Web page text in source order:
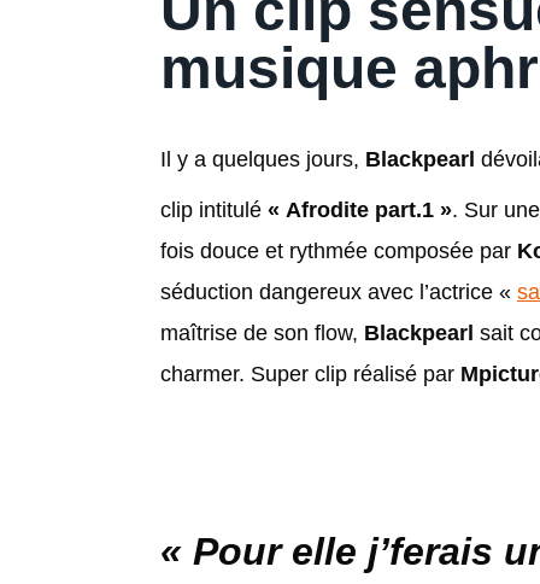
musique
Il y a quelques jours, Blackpearl
clip intitulé « Afrodite part.1 ». Sur
fois douce et rythmée composée par
séduction dangereux avec l’actrice «
maîtrise de son flow, Blackpearl sait
charmer. Super clip réalisé par
« Pour elle j’ferais